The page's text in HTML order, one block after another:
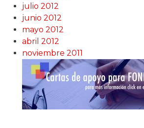
julio 2012
junio 2012
mayo 2012
abril 2012
noviembre 2011